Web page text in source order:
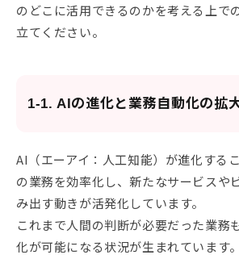
のどこに活用できるのかを考える上で
立てください。
1-1. AIの進化と業務自動化の拡
AI（エーアイ：人工知能）が進化する
の業務を効率化し、新たなサービスや
み出す動きが活発化しています。
これまで人間の判断が必要だった業務
化が可能になる状況が生まれています。